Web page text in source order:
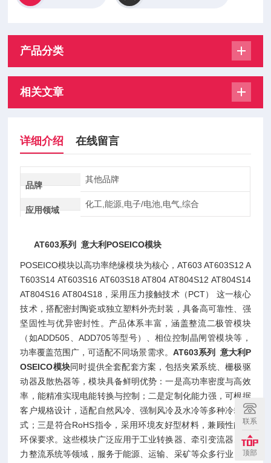
产品分类
相关文章
详细介绍 在线留言
品牌
其他品牌
应用领域
化工,能源,电子/电池,电气,综合
AT603系列 意大利POSEICO模块
POSEICO模块以高功率绝缘模块为核心，AT603 AT603S12 A
T603S14 AT603S16 AT603S18 AT804 AT804S12 AT804S14
AT804S16 AT804S18，采用压力接触技术（PCT） 这一核心
技术，搭配密封陶瓷或独立塑料外壳封装，具备高可靠性、强
坚固性与优异密封性。产品体系丰富，涵盖整流二极管模块
（如ADD505、ADD705等型号）、相位控制晶闸管模块等，
功率覆盖范围广，可适配不同场景需求。 AT603系列 意大利P
OSEICO模块同时提供全套配套方案，包括夹紧系统、栅极驱
动器及散热器等，模块具备鲜明优势：一是高功率密度与高效
率，能精准实现电能转换与控制；二是定制化能力强，可根据
客户规格设计，适配自然风冷、强制风冷及水冷等多种冷却方
式；三是符合RoHS指令，采用环境友好型材料，兼顾性能与
环保要求。这些模块广泛应用于工业转换器、牵引变流器、电
力整流系统等领域，服务于能源、运输、采矿等众多行业，凭
联系
顶部